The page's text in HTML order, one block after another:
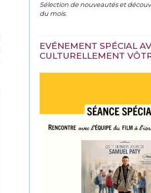
Sélection denouveautés et
du mois.
EVÉNEMENT SPÉCIAL
CULTURELLEMENT